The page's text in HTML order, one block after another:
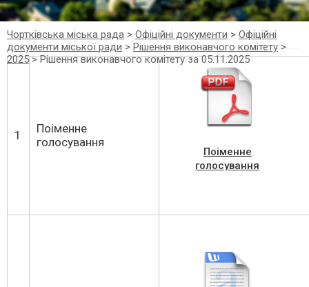
Чортківська міська рада > Офіційні документи > Офіційні
документи міської ради > Рішення виконавчого комітету >
2025>Рішення виконавчого комітету за 05.11.2025
1
Поіменне
голосування
Поіменне
голосування